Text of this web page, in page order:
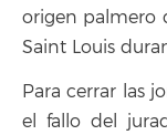
origen palmero
Saint Louis
Para cerrar las
el fallo del